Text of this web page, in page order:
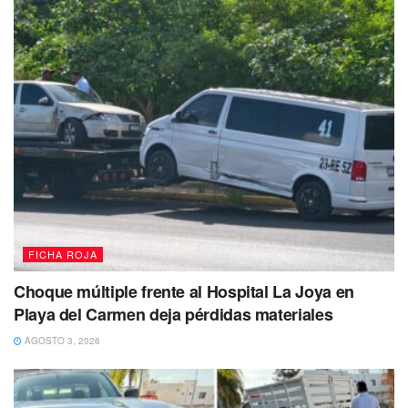
que lamentar,quedando todo en una crisis nerviosa
colectiva.
General del Estado (FGE)se presentaron en el lugar para
FICHA ROJA
Choque múltiple frente al Hospital La Joya en
Playa del Carmen deja pérdidas materiales
AGOSTO 3, 2026